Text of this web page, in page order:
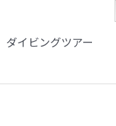
ダイビングツアー